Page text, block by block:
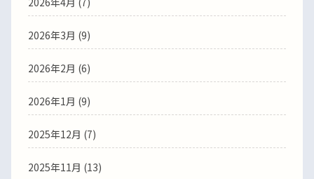
2026年3月 (9)
2026年2月 (6)
2026年1月 (9)
2025年12月 (7)
2025年11月 (13)